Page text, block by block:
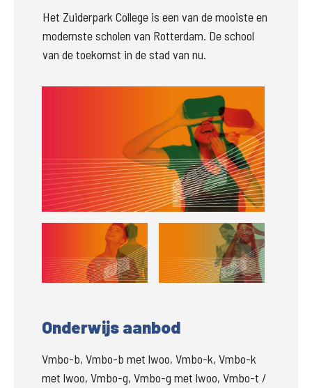
Het Zuiderpark College is een van de mooiste en
modernste scholen van Rotterdam. De school
van de toekomst in de stad van nu.
Groter Groter
Onderwijs aanbod
Vmbo-b, Vmbo-b met lwoo, Vmbo-k, Vmbo-k
met lwoo, Vmbo-g, Vmbo-g met lwoo, Vmbo-t /